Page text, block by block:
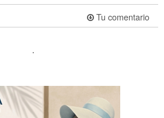
Tu comentario
.